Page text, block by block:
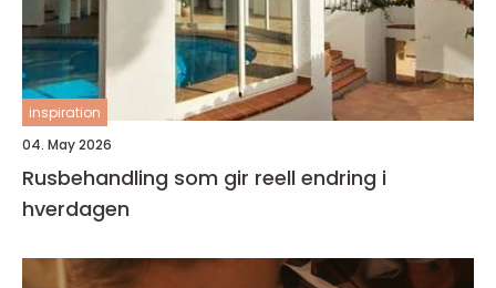
inspiration
04. May 2026
Rusbehandling som gir reell endring i
hverdagen